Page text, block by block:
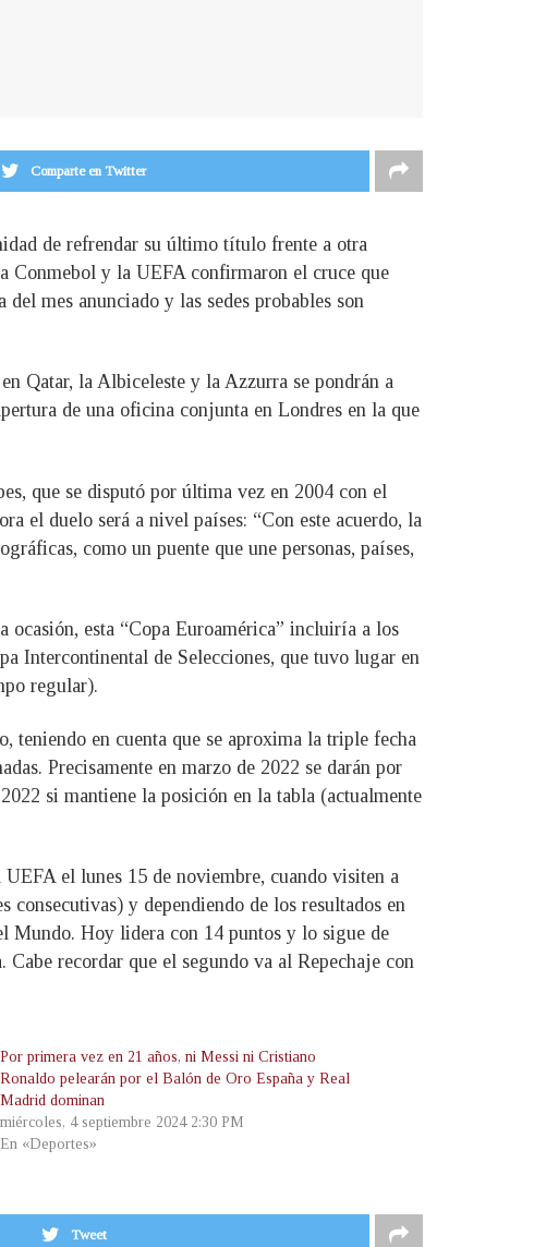
Comparte en Twitter
de refrendar su último título frente a otra
Conmebol y la UEFA confirmaron el cruce que
mes anunciado y las sedes probables son
Qatar, la Albiceleste y la Azzurra se pondrán a
de una oficina conjunta en Londres en la que
que se disputó por última vez en 2004 con el
el duelo será a nivel países: “Con este acuerdo, la
como un puente que une personas, países,
ocasión, esta “Copa Euroamérica” incluiría a los
Intercontinental de Selecciones, que tuvo lugar en
regular).
teniendo en cuenta que se aproxima la triple fecha
Precisamente en marzo de 2022 se darán por
si mantiene la posición en la tabla (actualmente
el lunes 15 de noviembre, cuando visiten a
consecutivas) y dependiendo de los resultados en
Mundo. Hoy lidera con 14 puntos y lo sigue de
recordar que el segundo va al Repechaje con
Por primera vez en 21 años, ni Messi ni Cristiano
Ronaldo pelearán por el Balón de Oro España y Real
Madrid dominan
miércoles, 4 septiembre 2024 2:30 PM
En «Deportes»
Tweet